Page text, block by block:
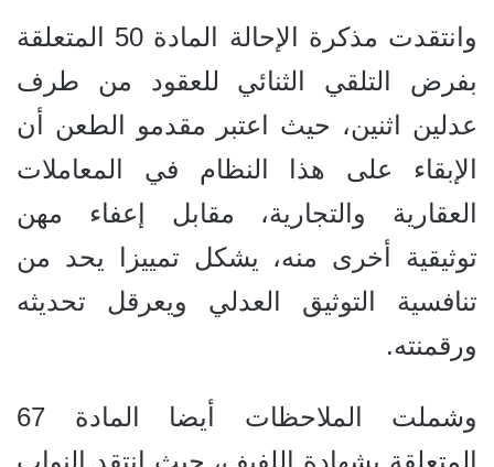
وانتقدت مذكرة الإحالة المادة 50 المتعلقة
بفرض التلقي الثنائي للعقود من طرف
عدلين اثنين، حيث اعتبر مقدمو الطعن أن
الإبقاء على هذا النظام في المعاملات
العقارية والتجارية، مقابل إعفاء مهن
توثيقية أخرى منه، يشكل تمييزا يحد من
تنافسية التوثيق العدلي ويعرقل تحديثه
ورقمنته.
وشملت الملاحظات أيضا المادة 67